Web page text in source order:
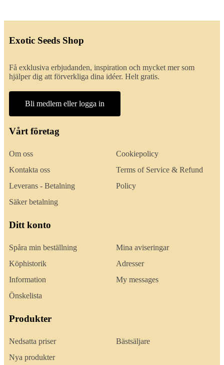
Exotic Seeds Shop
Få exklusiva erbjudanden, inspiration och mycket mer som
hjälper dig att förverkliga dina idéer. Helt gratis.
Bli medlem eller logga in
Vårt företag
Om oss
Kontakta oss
Leverans - Betalning
Säker betalning
Cookiepolicy
Terms of Service & Refund
Policy
Ditt konto
Spåra min beställning
Köphistorik
Information
Önskelista
Mina aviseringar
Adresser
My messages
Produkter
Nedsatta priser
Nya produkter
Bästsäljare